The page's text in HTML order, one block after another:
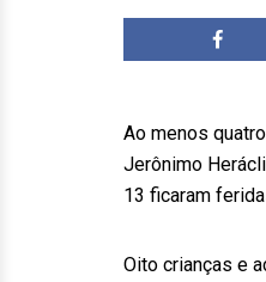
Ao menos
Jerônimo
13 ficaram
Oito crianças e